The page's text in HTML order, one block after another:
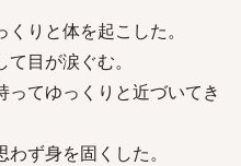
りと体を起こした。
目が涙ぐむ。
てゆっくりと近づいてき
ず身を固くした。